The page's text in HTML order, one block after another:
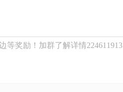
等奖励！加群了解详情224611913